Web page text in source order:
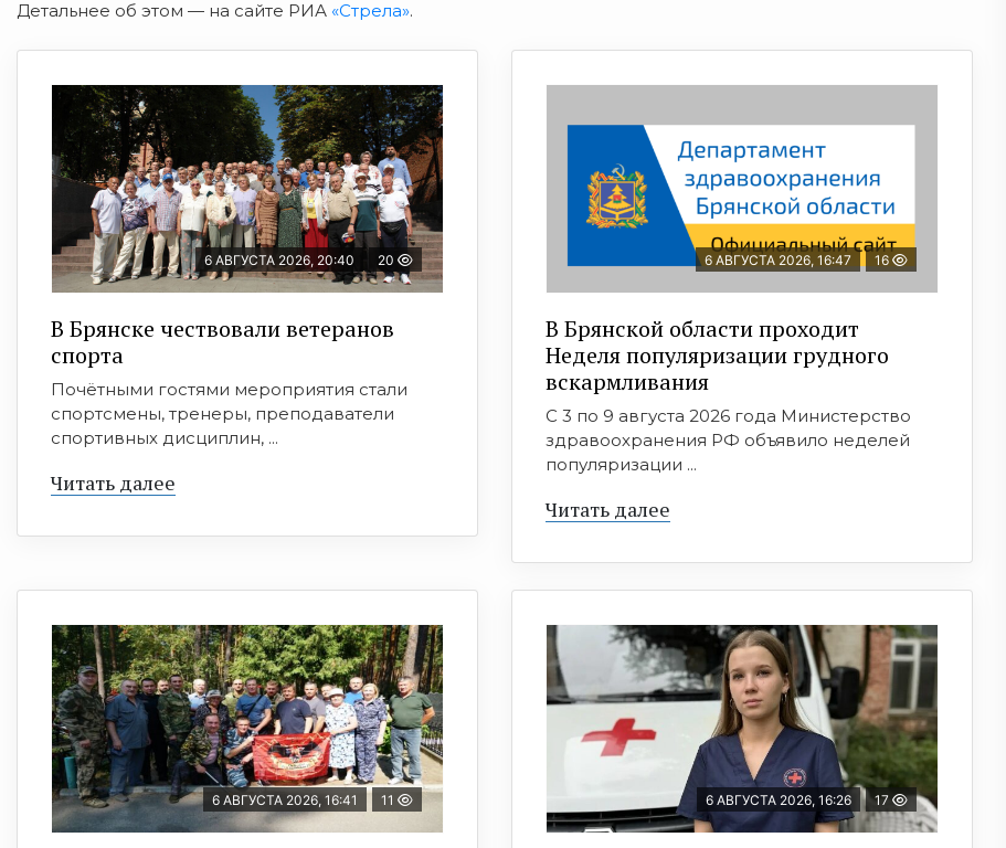
Детальнее об этом — на сайте РИА «Стрела».
6 АВГУСТА 2026, 20:40 20
В Брянске чествовали ветеранов
спорта
Почётными гостями мероприятия стали
спортсмены, тренеры, преподаватели
спортивных дисциплин, ...
Читать далее
6 АВГУСТА 2026, 16:47 16
В Брянской области проходит
Неделя популяризации грудного
вскармливания
С 3 по 9 августа 2026 года Министерство
здравоохранения РФ объявило неделей
популяризации ...
Читать далее
6 АВГУСТА 2026, 16:41 11 6 АВГУСТА 2026, 16:26 17